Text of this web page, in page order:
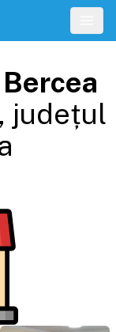
Bercea
, județul